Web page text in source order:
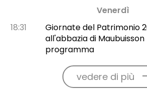
Venerdì
18:31
Giornate del Patrimonio
all'abbazia di Maubuisson
programma
vedere di più